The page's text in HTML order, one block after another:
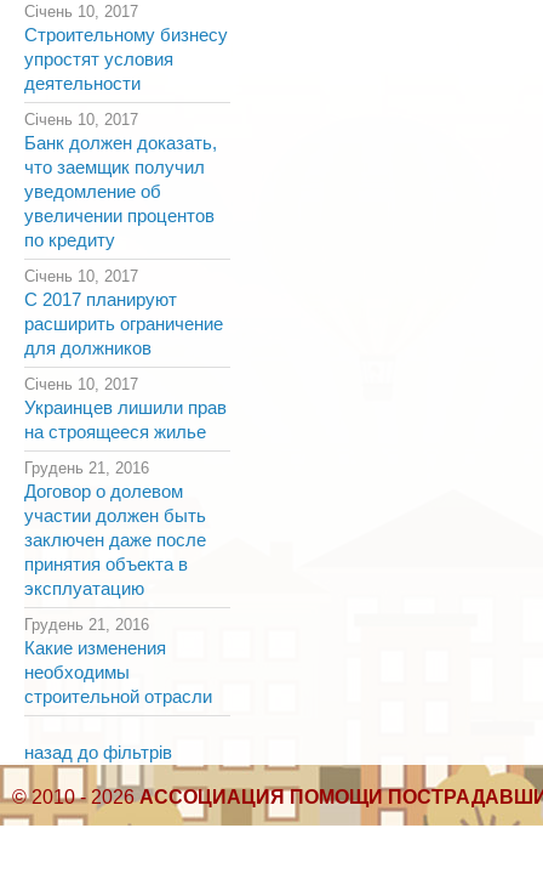
Січень 10, 2017
Строительному бизнесу
упростят условия
деятельности
Січень 10, 2017
Банк должен доказать,
что заемщик получил
уведомление об
увеличении процентов
по кредиту
Січень 10, 2017
С 2017 планируют
расширить ограничение
для должников
Січень 10, 2017
Украинцев лишили прав
на строящееся жилье
Грудень 21, 2016
Договор о долевом
участии должен быть
заключен даже после
принятия объекта в
эксплуатацию
Грудень 21, 2016
Какие изменения
необходимы
строительной отрасли
назад до фільтрів
© 2010 - 2026АССОЦИАЦИЯ ПОМОЩИ